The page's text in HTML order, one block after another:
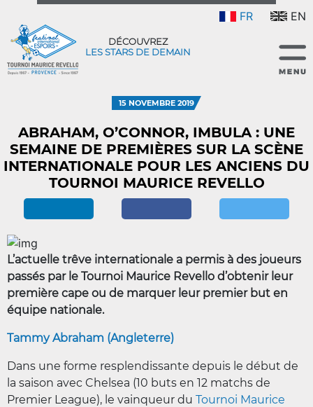
FR EN
DÉCOUVREZ
LES STARS DE DEMAIN
15 NOVEMBRE 2019
ABRAHAM, O’CONNOR, IMBULA : UNE
SEMAINE DE PREMIÈRES SUR LA SCÈNE
INTERNATIONALE POUR LES ANCIENS DU
TOURNOI MAURICE REVELLO
L’actuelle trêve internationale a permis à des joueurs
passés par le Tournoi Maurice Revello d’obtenir leur
première cape ou de marquer leur premier but en
équipe nationale.
Tammy Abraham (Angleterre)
Dans une forme resplendissante depuis le début de
la saison avec Chelsea (10 buts en 12 matchs de
Premier League), le vainqueur du Tournoi Maurice